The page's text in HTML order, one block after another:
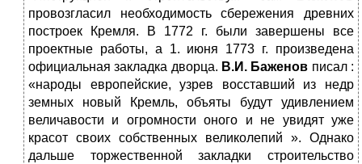
провозгласил необходимость сбережения древних
построек Кремля. В 1772 г. были завершены все
проектные работы, а 1. июня 1773 г. произведена
официальная закладка дворца. В.И. Баженов писал :
«народы европейские, узрев восставший из недр
земных новый Кремль, объяты будут удивлением
величавости и огромности оного и не увидят уже
красот своих собственных великолепий ». Однако
дальше торжественной закладки строительство